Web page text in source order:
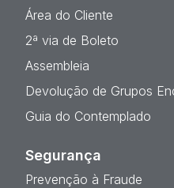
Área do Cliente
2ª via de Boleto
Assembleia
Devolução de Grupos
Guia do Contemplado
Segurança
Prevenção à Fraude